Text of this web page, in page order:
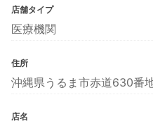
店舗タイプ
医療機関
住所
沖縄県うるま市赤道630番
店名